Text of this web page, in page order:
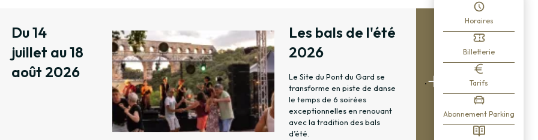
Du 14
juillet au 18
août 2026
Les bals de l'été
2026
Le Site du Pont du Gard se
transforme en piste de danse
le temps de 6 soirées
exceptionnelles en renouant
avec la tradition des bals
d’été.
.
Horaires
Billetterie
Tarifs
Abonnement Parking